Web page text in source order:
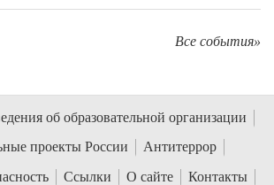
Все события»
об образовательной организации
проекты России
Антитеррор
Ссылки О сайте Контакты